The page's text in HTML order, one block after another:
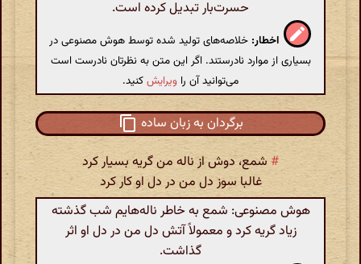
حسرت‌بار تبدیل کرده است.
اخطار: خلاصه‌های تولید شده توسط هوش مصنوعی در
بسیاری از موارد نادرستند. اگر این متن به نظرتان نادرست است
می‌توانید آن را ویرایشکنید.
برگردان به زبان ساده
# شمع، دوش از ناله من گریه بسیار کرد
غالبا سوز دل من در دل او کار کرد
هوش مصنوعی: شمع به خاطر ناله‌هایم شب گذشته
زیاد گریه کرد و معمولاً آتش دل من در دل او اثر
گذاشت.